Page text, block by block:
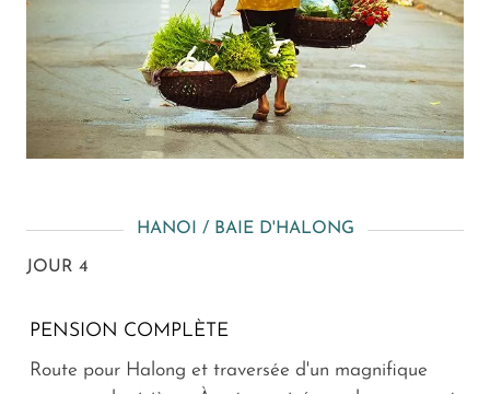
HANOI / BAIE D'HALONG
JOUR 4
PENSION COMPLÈTE
Route pour Halong et traversée d'un magnifique